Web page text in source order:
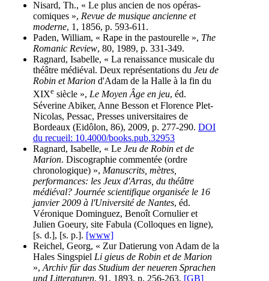
Nisard, Th., « Le plus ancien de nos opéras-
comiques », Revue de musique ancienne et
moderne, 1, 1856, p. 593-611.
Paden, William, « Rape in the pastourelle », The
Romanic Review, 80, 1989, p. 331-349.
Ragnard, Isabelle, « La renaissance musicale du
théâtre médiéval. Deux représentations du Jeu de
Robin et Marion d'Adam de la Halle à la fin du
XIXe siècle », Le Moyen Âge en jeu, éd.
Séverine Abiker, Anne Besson et Florence Plet-
Nicolas, Pessac, Presses universitaires de
Bordeaux (Eidôlon, 86), 2009, p. 277-290. DOI
du recueil: 10.4000/books.pub.32953
Ragnard, Isabelle, « Le Jeu de Robin et de
Marion. Discographie commentée (ordre
chronologique) », Manuscrits, mètres,
performances: les Jeux d'Arras, du théâtre
médiéval? Journée scientifique organisée le 16
janvier 2009 à l'Université de Nantes, éd.
Véronique Dominguez, Benoît Cornulier et
Julien Goeury, site Fabula (Colloques en ligne),
[s. d.], [s. p.]. [www]
Reichel, Georg, « Zur Datierung von Adam de la
Hales Singspiel Li gieus de Robin et de Marion
», Archiv für das Studium der neueren Sprachen
und Litteraturen, 91, 1893, p. 256-263. [GB]